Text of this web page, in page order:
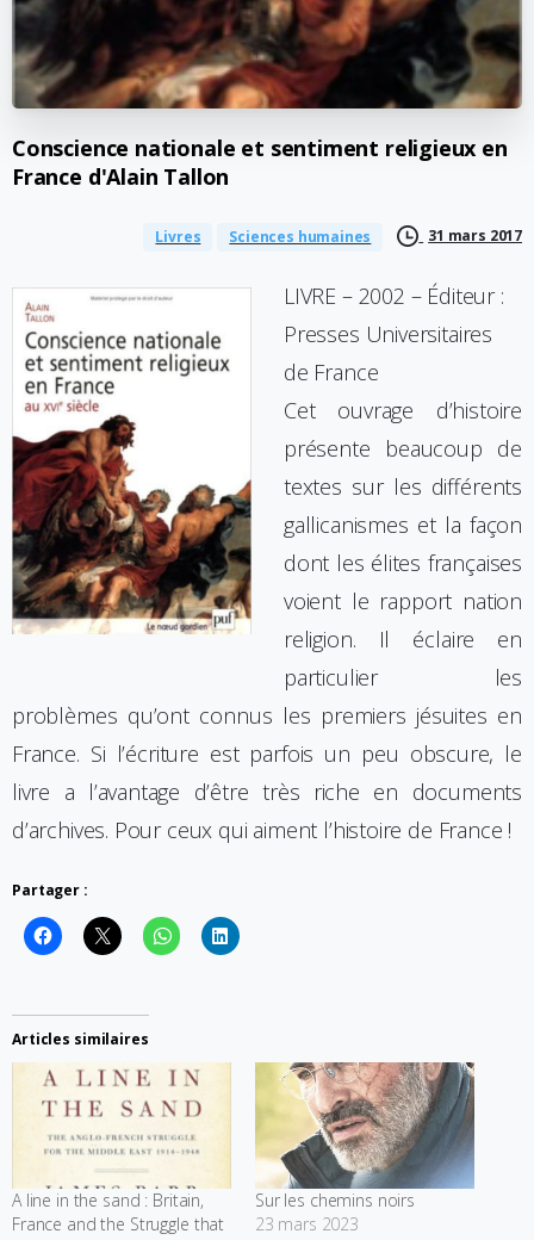
Conscience nationale et sentiment religieux en
France d'Alain Tallon
Livres Sciences humaines 31 mars 2017
LIVRE – 2002 – Éditeur :
Presses Universitaires
de France
Cet ouvrage d’histoire
présente beaucoup de
textes sur les différents
gallicanismes et la façon
dont les élites françaises
voient le rapport nation
religion. Il éclaire en
particulier les
problèmes qu’ont connus les premiers jésuites en
France. Si l’écriture est parfois un peu obscure, le
livre a l’avantage d’être très riche en documents
d’archives. Pour ceux qui aiment l’histoire de France !
Partager :
Articles similaires
A line in the sand : Britain,
France and the Struggle that
Sur les chemins noirs
23 mars 2023